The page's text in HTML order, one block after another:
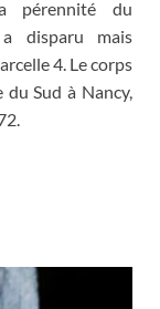
pérennité du
disparu mais
4. Le corps
Sud à Nancy,